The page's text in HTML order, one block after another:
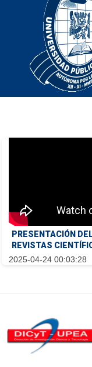
PRESENTACIÓN
REVISTAS
2025-04-24 00:03:28